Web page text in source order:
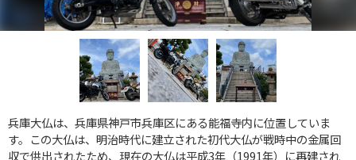
兵庫大仏は、兵庫県神戸市兵庫区にある能福寺内に位置していま
す。この大仏は、明治時代に建立された初代大仏が戦時中の金属回
収で供出されたため、現在の大仏は平成3年（1991年）に再建され